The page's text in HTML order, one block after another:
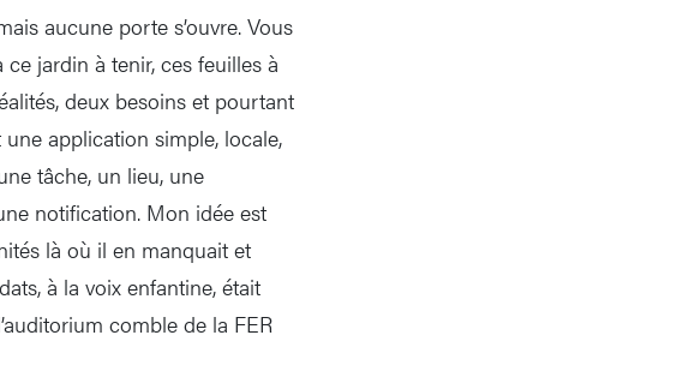
aucune porte s’ouvre. Vous
jardin à tenir, ces feuilles à
deux besoins et pourtant
application simple, locale,
tâche, un lieu, une
notification. Mon idée est
là où il en manquait et
à la voix enfantine, était
comble de la FER